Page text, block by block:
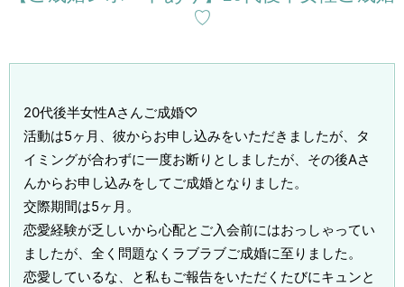
♡
20代後半女性Aさんご成婚♡
活動は5ヶ月、彼からお申し込みをいただきましたが、タ
イミングが合わずに一度お断りとしましたが、その後Aさ
んからお申し込みをしてご成婚となりました。
交際期間は5ヶ月。
恋愛経験が乏しいから心配とご入会前にはおっしゃってい
ましたが、全く問題なくラブラブご成婚に至りました。
恋愛しているな、と私もご報告をいただくたびにキュンと